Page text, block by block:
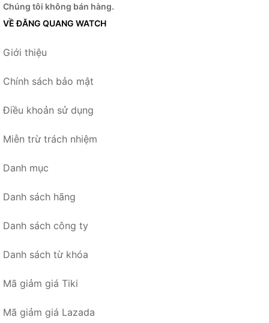
Chúng tôi không bán hàng.
VỀ ĐĂNG QUANG WATCH
Giới thiệu
Chính sách bảo mật
Điều khoản sử dụng
Miễn trừ trách nhiệm
Danh mục
Danh sách hãng
Danh sách công ty
Danh sách từ khóa
Mã giảm giá Tiki
Mã giảm giá Lazada